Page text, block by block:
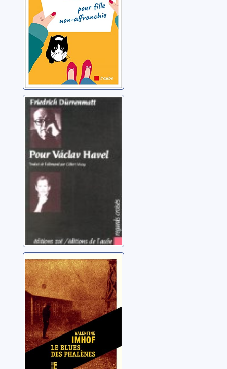
Pour Vaclav
Havel
Dürrenmatt, Friedrich
Le blues des
phalènes
Imhof, Valentine